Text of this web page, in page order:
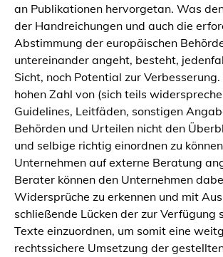
an Publikationen hervorgetan. Was
der Handreichungen und auch die
Abstimmung der europäischen
untereinander angeht, besteht,
Sicht, noch Potential zur
hohen Zahl von (sich teils
Guidelines, Leitfäden, sonstigen
Behörden und Urteilen nicht den
und selbige richtig einordnen zu
Unternehmen auf externe Beratung
Berater können den Unternehmen
Widersprüche zu erkennen und mit
schließende Lücken der zur Verfügung
Texte einzuordnen, um somit eine
rechtssichere Umsetzung der